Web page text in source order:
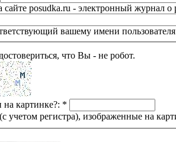
posudka.ru - электронный журнал
вашему имени
что Вы - не робот.
картинке?: *
учетом регистра), изображенные на